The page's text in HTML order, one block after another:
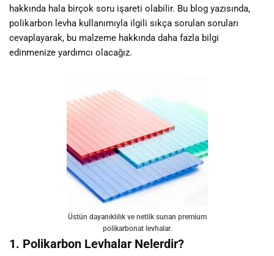
hakkında hala birçok soru işareti olabilir. Bu blog yazısında,
polikarbon levha kullanımıyla ilgili sıkça sorulan soruları
cevaplayarak, bu malzeme hakkında daha fazla bilgi
edinmenize yardımcı olacağız.
Üstün dayanıklılık ve netlik sunan premium
polikarbonat levhalar.
1. Polikarbon Levhalar Nelerdir?